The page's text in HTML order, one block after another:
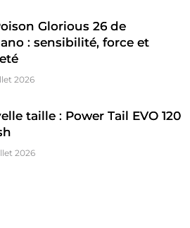
Glorious 26 de
: sensibilité, force et
2026
taille : Power Tail EVO 120
2026